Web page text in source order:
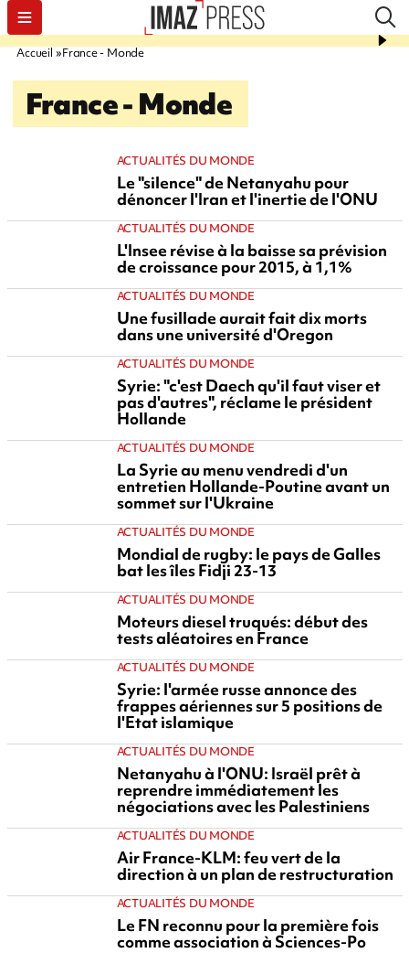
Accueil France - Monde
France - Monde
ACTUALITÉS DU MONDE
Le "silence" de Netanyahu pour
dénoncer l'Iran et l'inertie de l'ONU
ACTUALITÉS DU MONDE
L'Insee révise à la baisse sa prévision
de croissance pour 2015, à 1,1%
ACTUALITÉS DU MONDE
Une fusillade aurait fait dix morts
dans une université d'Oregon
ACTUALITÉS DU MONDE
Syrie: "c'est Daech qu'il faut viser et
pas d'autres", réclame le président
Hollande
ACTUALITÉS DU MONDE
La Syrie au menu vendredi d'un
entretien Hollande-Poutine avant un
sommet sur l'Ukraine
ACTUALITÉS DU MONDE
Mondial de rugby: le pays de Galles
bat les îles Fidji 23-13
ACTUALITÉS DU MONDE
Moteurs diesel truqués: début des
tests aléatoires en France
ACTUALITÉS DU MONDE
Syrie: l'armée russe annonce des
frappes aériennes sur 5 positions de
l'Etat islamique
ACTUALITÉS DU MONDE
Netanyahu à l'ONU: Israël prêt à
reprendre immédiatement les
négociations avec les Palestiniens
ACTUALITÉS DU MONDE
Air France-KLM: feu vert de la
direction à un plan de restructuration
ACTUALITÉS DU MONDE
Le FN reconnu pour la première fois
comme association à Sciences-Po